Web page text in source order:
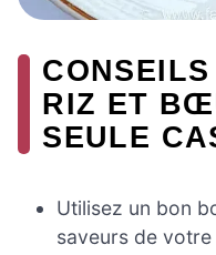
RIZ ET
SEULE
Utilisez un bon
saveurs de votre